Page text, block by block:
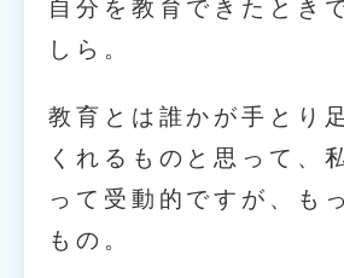
自分を教育できたとき
しら。
教育とは誰かが手とり
くれるものと思って、
って受動的ですが、も
もの。